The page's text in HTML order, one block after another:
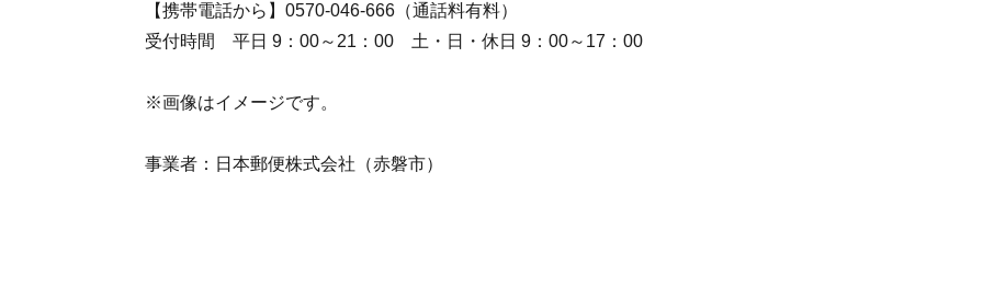
【携帯電話から】0570-046-666（通話料有料）
受付時間 平日 9：00～21：00 土・日・休日 9：00～17：00
※画像はイメージです。
事業者：日本郵便株式会社（赤磐市）